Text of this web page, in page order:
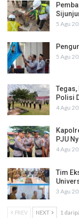
5 Agu
5 Agu
Tegas,
Polisi
4 Agu
PJU
4 Agu
Tim
3 Agu
PREV NEXT 1